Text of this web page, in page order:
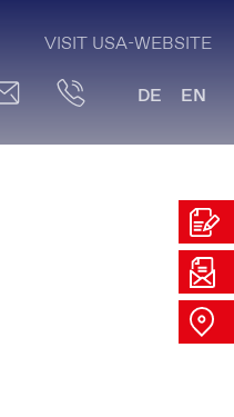
VISIT USA-WEBSITE
DE EN